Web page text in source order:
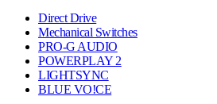
Direct Drive
Mechanical Switches
PRO-G AUDIO
POWERPLAY 2
LIGHTSYNC
BLUE VO!CE